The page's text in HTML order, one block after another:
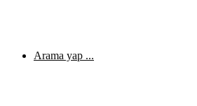
Arama yap ...